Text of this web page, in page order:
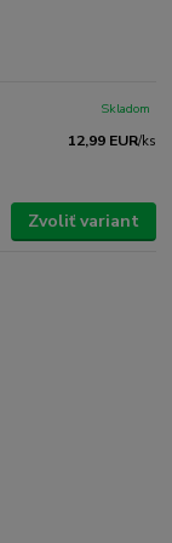
12,99 EUR/ks
Skladom
Zvoliť variant